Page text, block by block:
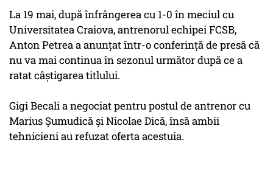
La 19 mai, după înfrângerea cu 1-0 în meciul cu
Universitatea Craiova, antrenorul echipei FCSB,
Anton Petrea a anunţat într-o conferinţă de presă că
nu va mai continua în sezonul următor după ce a
ratat câştigarea titlului.
Gigi Becali a negociat pentru postul de antrenor cu
Marius Şumudică şi Nicolae Dică, însă ambii
tehnicieni au refuzat oferta acestuia.